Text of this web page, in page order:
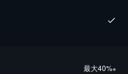
最⼤40%※